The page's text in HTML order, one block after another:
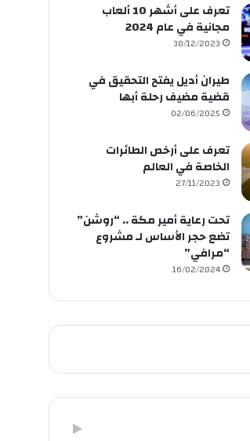
تعرف على أشهر 10 ألعاب
مجانية في عام 2024
30/12/2023
طيران أديل يفتح التحقيق في
قضية مضيف رحلة أبها
02/06/2025
تعرف على أرخص الطائرات
الخاصة في العالم
27/11/2023
تحت رعاية أمير مكة .. “روشن”
تضع حجر الأساس لـ مشروع
“مرافي”
16/02/2024